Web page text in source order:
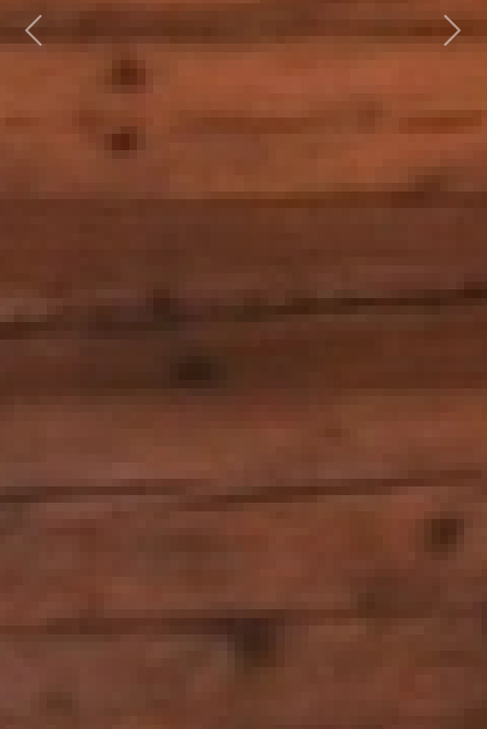
Previous Next